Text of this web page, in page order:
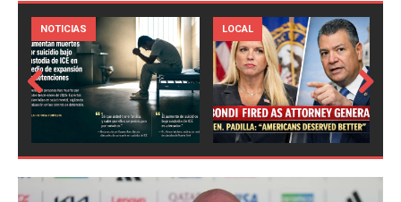
LOCAL NOTICIAS
Prev
Next